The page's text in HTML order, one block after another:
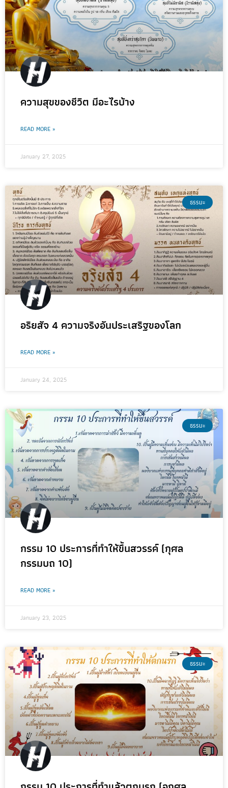
ความสุขของชีวิต มีอะไรบ้าง
READ MORE »
January 27, 2025
ธรรมะ
อริยสัจ 4 ความจริงอันประเสริฐของโลก
READ MORE »
January 24, 2025
ธรรมะ
กรรม 10 ประการที่ทำให้ขึ้นสวรรค์ (กุศล
กรรมบถ 10)
READ MORE »
January 23, 2025
ธรรมะ